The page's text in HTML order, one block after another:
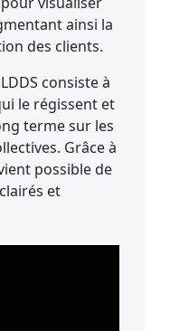
ainsi la
des clients.
consiste à
le régissent et
terme sur les
Grâce à
possible de
et